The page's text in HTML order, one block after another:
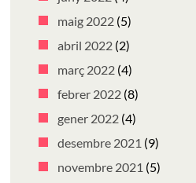
maig 2022 (5)
abril 2022 (2)
març 2022 (4)
febrer 2022 (8)
gener 2022 (4)
desembre 2021 (9)
novembre 2021 (5)